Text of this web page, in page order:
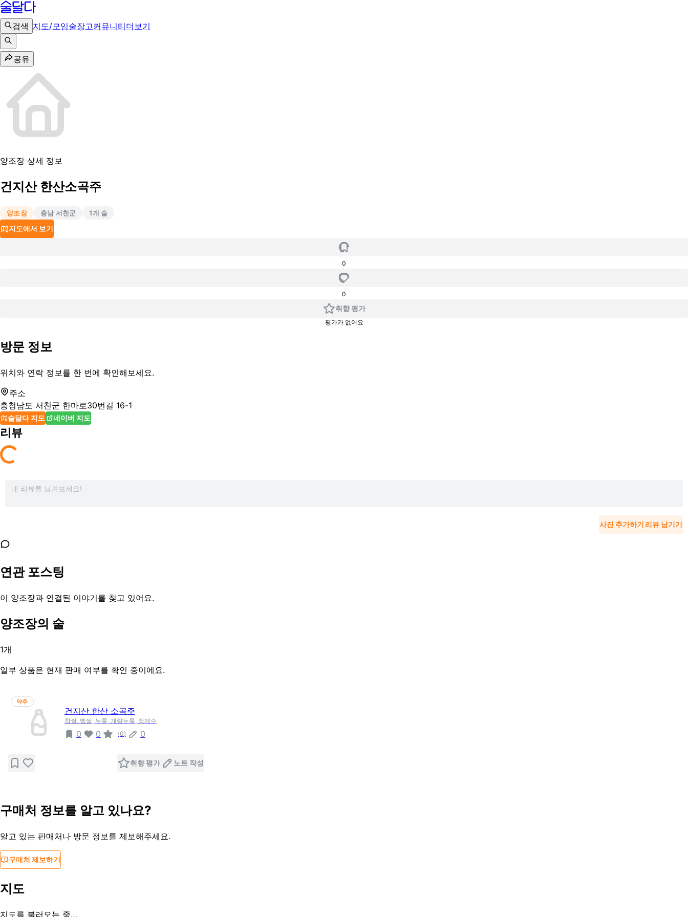
검색 지도/모임술장고커뮤니티더보기
공유
양조장 상세 정보
건지산 한산소곡주
양조장 충남 서천군 1개 술
지도에서 보기
0
0
취향 평가
평가가 없어요
방문 정보
위치와 연락 정보를 한 번에 확인해보세요.
주소
충청남도 서천군 한마로30번길 16-1
술달다 지도 네이버 지도
리뷰
사진 추가하기 리뷰 남기기
연관 포스팅
이 양조장과 연결된 이야기를 찾고 있어요.
양조장의 술
1개
일부 상품은 현재 판매 여부를 확인 중이에요.
약주
건지산 한산 소곡주
찹쌀, 멥쌀, 누룩, 개량누룩, 정제수
0 0 (0) 0
취향 평가 노트 작성
구매처 정보를 알고 있나요?
알고 있는 판매처나 방문 정보를 제보해주세요.
구매처 제보하기
지도
지도를 불러오는 중…